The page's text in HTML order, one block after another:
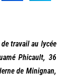
travail au lycée
Phicault, 36
de Minignan,